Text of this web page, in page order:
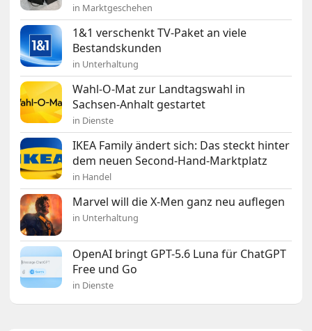
in Marktgeschehen
1&1 verschenkt TV-Paket an viele
Bestandskunden
in Unterhaltung
Wahl-O-Mat zur Landtagswahl in
Sachsen-Anhalt gestartet
in Dienste
IKEA Family ändert sich: Das steckt hinter
dem neuen Second-Hand-Marktplatz
in Handel
Marvel will die X-Men ganz neu auflegen
in Unterhaltung
OpenAI bringt GPT-5.6 Luna für ChatGPT
Free und Go
in Dienste